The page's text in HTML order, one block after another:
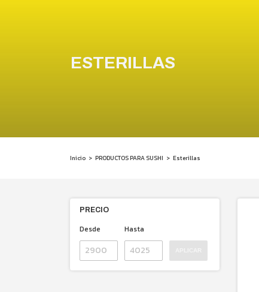
ESTERILLAS
Inicio > PRODUCTOS PARA SUSHI > Esterillas
PRECIO
Desde Hasta